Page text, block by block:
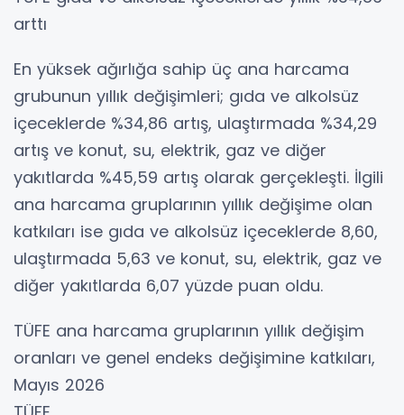
arttı
En yüksek ağırlığa sahip üç ana harcama
grubunun yıllık değişimleri; gıda ve alkolsüz
içeceklerde %34,86 artış, ulaştırmada %34,29
artış ve konut, su, elektrik, gaz ve diğer
yakıtlarda %45,59 artış olarak gerçekleşti. İlgili
ana harcama gruplarının yıllık değişime olan
katkıları ise gıda ve alkolsüz içeceklerde 8,60,
ulaştırmada 5,63 ve konut, su, elektrik, gaz ve
diğer yakıtlarda 6,07 yüzde puan oldu.
TÜFE ana harcama gruplarının yıllık değişim
oranları ve genel endeks değişimine katkıları,
Mayıs 2026